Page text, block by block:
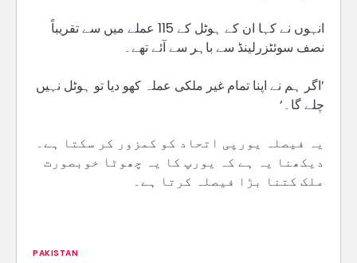
انہوں نے کہا ان کے ہوٹل کے 115 عملے میں سے تقریباً
نصف سوئٹزرلینڈ سے باہر سے آئے تھے۔
’اگر ہم نے اپنا تمام غیر ملکی عملہ کھو دیا تو ہوٹل نہیں
چلے گا۔‘
یہ فیصلہ یورپی اتحاد کو کمزور کر سکتا ہے۔
دیکھنا یہ ہے کہ یورپ کا یہ چھوٹا خوبصورت
ملک کتنا بڑا فیصلہ کرتا ہے۔
PAKISTAN